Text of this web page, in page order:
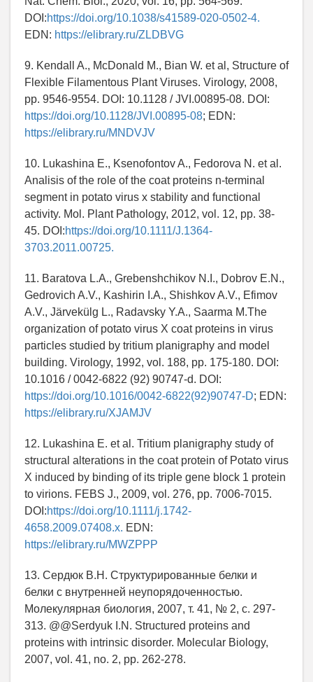
DOI:https://doi.org/10.1038/s41589-020-0502-4.
EDN: https://elibrary.ru/ZLDBVG
9. Kendall A., McDonald M., Bian W. et al, Structure of
Flexible Filamentous Plant Viruses. Virology, 2008,
pp. 9546-9554. DOI: 10.1128 / JVI.00895-08. DOI:
https://doi.org/10.1128/JVI.00895-08; EDN:
https://elibrary.ru/MNDVJV
10. Lukashina E., Ksenofontov A., Fedorova N. et al.
Analisis of the role of the coat proteins n-terminal
segment in potato virus x stability and functional
activity. Mol. Plant Pathology, 2012, vol. 12, pp. 38-
45. DOI:https://doi.org/10.1111/J.1364-
3703.2011.00725.
11. Baratova L.A., Grebenshchikov N.I., Dobrov E.N.,
Gedrovich A.V., Kashirin I.A., Shishkov A.V., Efimov
A.V., Järvekülg L., Radavsky Y.A., Saarma M.The
organization of potato virus X coat proteins in virus
particles studied by tritium planigraphy and model
building. Virology, 1992, vol. 188, pp. 175-180. DOI:
10.1016 / 0042-6822 (92) 90747-d. DOI:
https://doi.org/10.1016/0042-6822(92)90747-D; EDN:
https://elibrary.ru/XJAMJV
12. Lukashina E. et al. Tritium planigraphy study of
structural alterations in the coat protein of Potato virus
X induced by binding of its triple gene block 1 protein
to virions. FEBS J., 2009, vol. 276, pp. 7006-7015.
DOI:https://doi.org/10.1111/j.1742-
4658.2009.07408.x. EDN:
https://elibrary.ru/MWZPPP
13. Сердюк В.Н. Структурированные белки и
белки с внутренней неупорядоченностью.
Молекулярная биология, 2007, т. 41, № 2, с. 297-
313. @@Serdyuk I.N. Structured proteins and
proteins with intrinsic disorder. Molecular Biology,
2007, vol. 41, no. 2, pp. 262-278.